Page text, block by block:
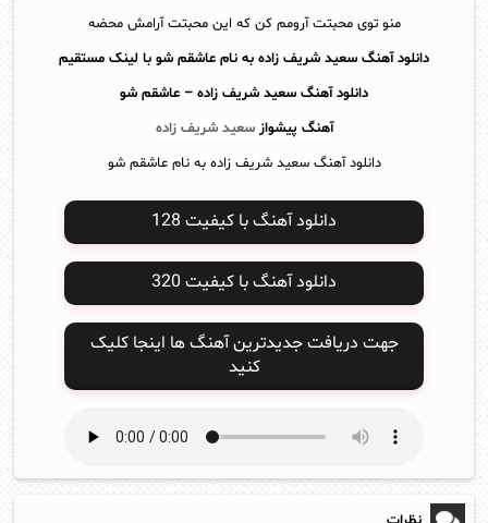
منو توی محبتت آرومم کن که این محبتت آرامش محضه
دانلود آهنگ سعید شریف زاده به نام عاشقم شو با لینک مستقیم
دانلود آهنگ سعید شریف زاده – عاشقم شو
آهنگ پیشواز سعید شریف زاده
دانلود آهنگ سعید شریف زاده به نام عاشقم شو
دانلود آهنگ با کیفیت 128
دانلود آهنگ با کیفیت 320
جهت دریافت جدیدترین آهنگ ها اینجا کلیک
کنید